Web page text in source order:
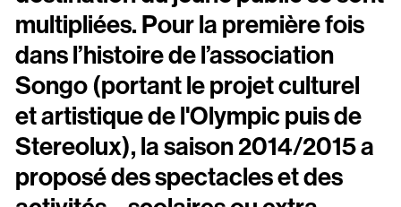
multipliées. Pour la première fois
dans l’histoire de l’association
Songo (portant le projet culturel
et artistique de l'Olympic puis de
Stereolux), la saison 2014/2015 a
proposé des spectacles et des
Accessibilité
Prévention des violences et signalement
Association Songo
Résidences